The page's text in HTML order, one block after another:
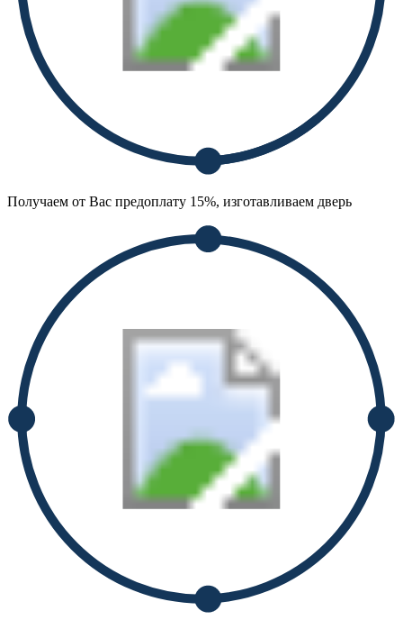
Получаем от Вас предоплату 15%, изготавливаем дверь